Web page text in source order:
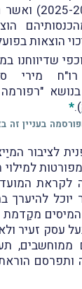
לשנות-המס
הוצאות
מירי
).
*
בעניין זה
לציבור
מפורטות
לקראת
יוכל להיערך
עסק זעיר
ממוחשבים,
הוראת